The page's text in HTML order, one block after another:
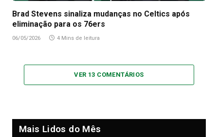
Brad Stevens sinaliza mudanças no Celtics após
eliminação para os 76ers
06/05/2026 4 Mins de leitura
VER 13 COMENTÁRIOS
Mais Lidos do Mês